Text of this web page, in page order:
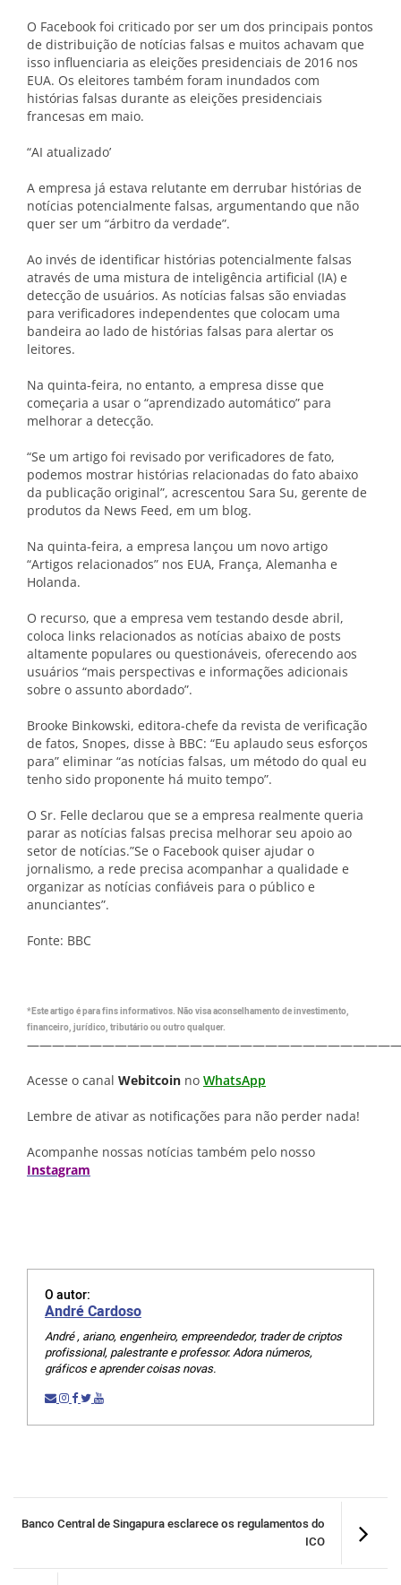
O Facebook foi criticado por ser um dos principais pontos
de distribuição de notícias falsas e muitos achavam que
isso influenciaria as eleições presidenciais de 2016 nos
EUA. Os eleitores também foram inundados com
histórias falsas durante as eleições presidenciais
francesas em maio.
“AI atualizado’
A empresa já estava relutante em derrubar histórias de
notícias potencialmente falsas, argumentando que não
quer ser um “árbitro da verdade”.
Ao invés de identificar histórias potencialmente falsas
através de uma mistura de inteligência artificial (IA) e
detecção de usuários. As notícias falsas são enviadas
para verificadores independentes que colocam uma
bandeira ao lado de histórias falsas para alertar os
leitores.
Na quinta-feira, no entanto, a empresa disse que
começaria a usar o “aprendizado automático” para
melhorar a detecção.
“Se um artigo foi revisado por verificadores de fato,
podemos mostrar histórias relacionadas do fato abaixo
da publicação original”, acrescentou Sara Su, gerente de
produtos da News Feed, em um blog.
Na quinta-feira, a empresa lançou um novo artigo
“Artigos relacionados” nos EUA, França, Alemanha e
Holanda.
O recurso, que a empresa vem testando desde abril,
coloca links relacionados as notícias abaixo de posts
altamente populares ou questionáveis, oferecendo aos
usuários “mais perspectivas e informações adicionais
sobre o assunto abordado”.
Brooke Binkowski, editora-chefe da revista de verificação
de fatos, Snopes, disse à BBC: “Eu aplaudo seus esforços
para” eliminar “as notícias falsas, um método do qual eu
tenho sido proponente há muito tempo”.
O Sr. Felle declarou que se a empresa realmente queria
parar as notícias falsas precisa melhorar seu apoio ao
setor de notícias.”Se o Facebook quiser ajudar o
jornalismo, a rede precisa acompanhar a qualidade e
organizar as notícias confiáveis para o público e
anunciantes”.
Fonte: BBC
*Este artigo é para fins informativos. Não visa aconselhamento de investimento,
financeiro, jurídico, tributário ou outro qualquer.
Acesse o canal Webitcoin no WhatsApp
Lembre de ativar as notificações para não perder nada!
Acompanhe nossas notícias também pelo nosso
Instagram
O autor:
André Cardoso
André , ariano, engenheiro, empreendedor, trader de criptos
profissional, palestrante e professor. Adora números,
gráficos e aprender coisas novas.
Banco Central de Singapura esclarece os regulamentos do
ICO